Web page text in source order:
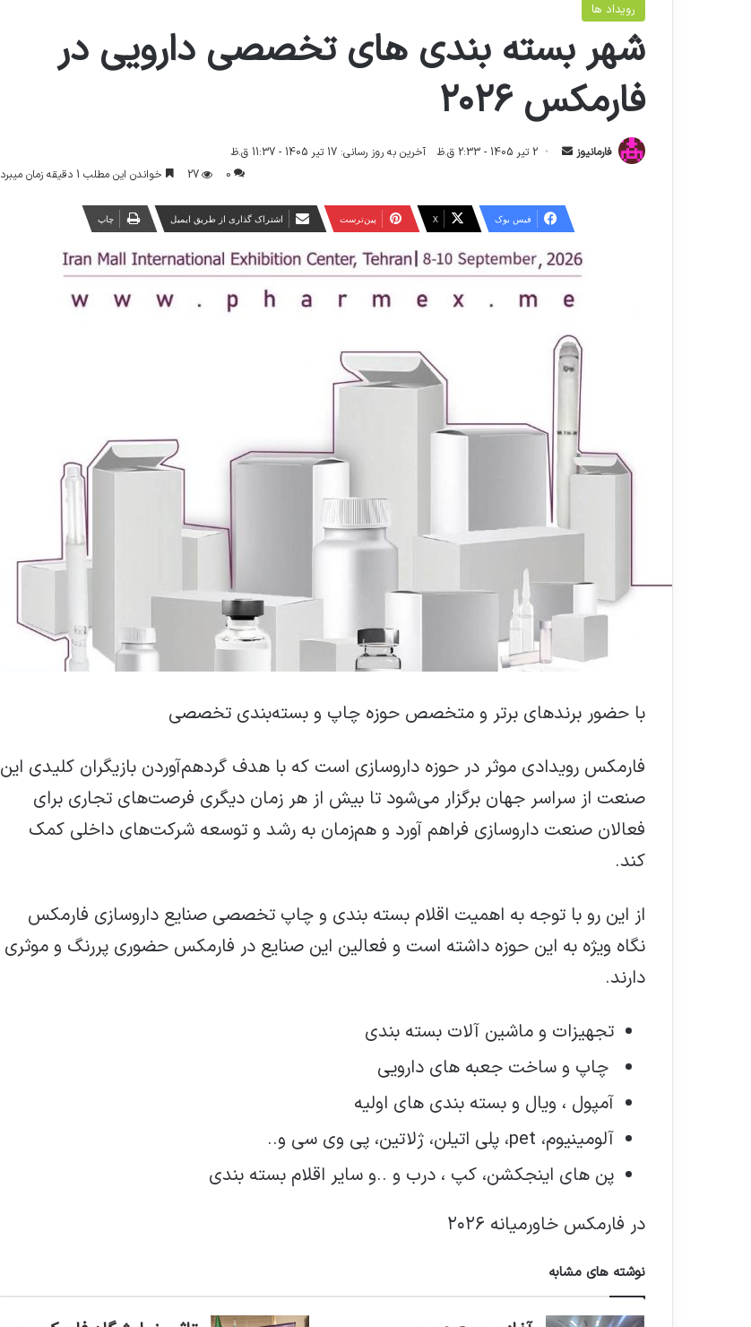
رویداد ها
شهر بسته بندی های تخصصی دارویی در
فارمکس ۲۰۲۶
فارمانیوز
ا
ی
ل
2 تیر 1405 - 2:33 ق.ظ
آخرین به روز رسانی: 17 تیر 1405 - 11:37 ق.ظ
0
27 خواندن این مطلب 1 دقیقه زمان میبرد
فیس بوک X ‫پین‌ترست اشتراک گذاری از طریق ایمیل چاپ
با حضور برندهای برتر و متخصص حوزه چاپ و بسته‌بندی تخصصی
فارمکس رویدادی موثر در حوزه داروسازی است که با هدف گردهم‌آوردن بازیگران کلیدی این
صنعت از سراسر جهان برگزار می‌شود تا بیش از هر زمان دیگری فرصت‌های تجاری برای
فعالان صنعت داروسازی فراهم آورد و هم‌زمان به رشد و توسعه شرکت‌های داخلی کمک
کند.
از این رو با توجه به اهمیت اقلام بسته بندی و چاپ تخصصی صنایع داروسازی فارمکس
نگاه ویژه به این حوزه داشته است و فعالین این صنایع در فارمکس حضوری پررنگ و موثری
دارند.
تجهیزات و ماشین آلات بسته بندی
چاپ و ساخت جعبه های دارویی
آمپول ، ویال و بسته بندی های اولیه
آلومینیوم، pet، پلی اتیلن، ژلاتین، پی وی سی و..
پن های اینجکشن، کپ ، درب و ..و سایر اقلام بسته بندی
در فارمکس خاورمیانه ۲۰۲۶
نوشته های مشابه